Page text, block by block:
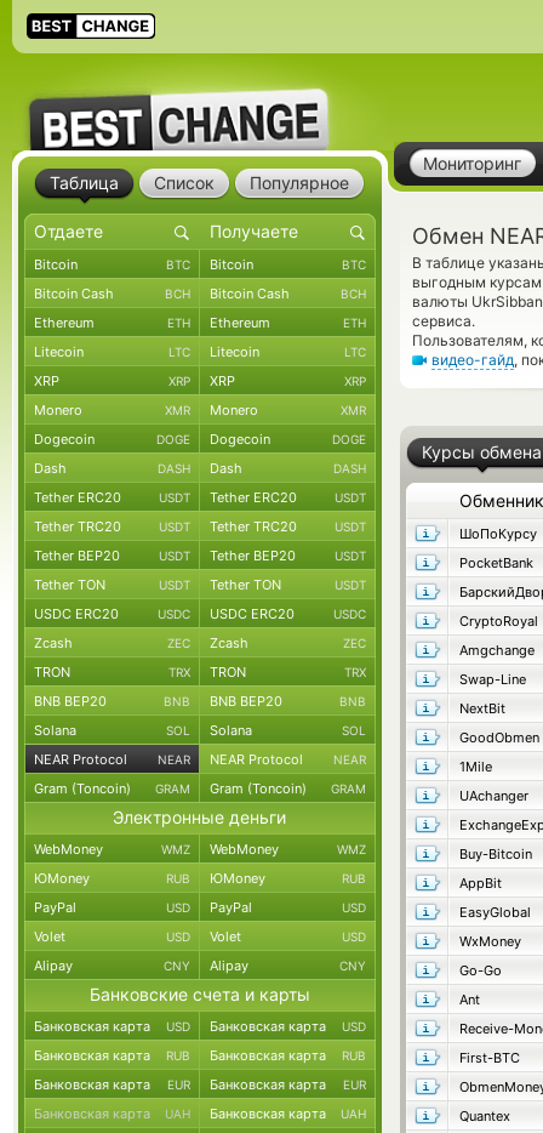
Мониторинг
Обмен
В таблице
выгодным курсам
валюты
сервиса.
Пользователям,
видео-гайд,
Курсы обмена
Обменник
ШоПоКурсу
PocketBank
CryptoRoyal
Amgchange
Swap-Line
NextBit
GoodObmen
1Mile
UAchanger
Buy-Bitcoin
AppBit
EasyGlobal
WxMoney
Go-Go
Ant
Receive-
First-BTC
Quantex
Таблица Список Популярное
Bitcoin BTC Bitcoin BTC
Bitcoin Cash BCH Bitcoin Cash BCH
Ethereum ETH Ethereum ETH
Litecoin LTC Litecoin LTC
XRP XRP XRP XRP
Monero XMR Monero XMR
Dogecoin DOGE Dogecoin DOGE
Dash DASH Dash DASH
Tether ERC20 USDT Tether ERC20 USDT
Tether TRC20 USDT Tether TRC20 USDT
Tether BEP20 USDT Tether BEP20 USDT
Tether TON USDT Tether TON USDT
USDC ERC20 USDC USDC ERC20 USDC
Zcash ZEC Zcash ZEC
TRON TRX TRON TRX
BNB BEP20 BNB BNB BEP20 BNB
Solana SOL Solana SOL
NEAR Protocol NEAR NEAR Protocol NEAR
Gram (Toncoin) GRAM Gram (Toncoin) GRAM
Электронные деньги
WebMoney WMZ WebMoney WMZ
ЮMoney RUB ЮMoney RUB
PayPal USD PayPal USD
Volet USD Volet USD
Alipay CNY Alipay CNY
Банковские счета и карты
Банковская карта USD Банковская карта USD
Банковская карта RUB Банковская карта RUB
Банковская карта EUR Банковская карта EUR
Банковская карта UAH Банковская карта UAH